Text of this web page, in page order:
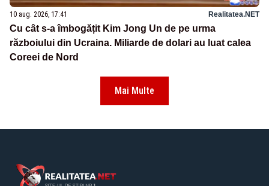
10 aug. 2026, 17:41 Realitatea.NET
Cu cât s-a îmbogățit Kim Jong Un de pe urma
războiului din Ucraina. Miliarde de dolari au luat calea
Coreei de Nord
Mai Multe